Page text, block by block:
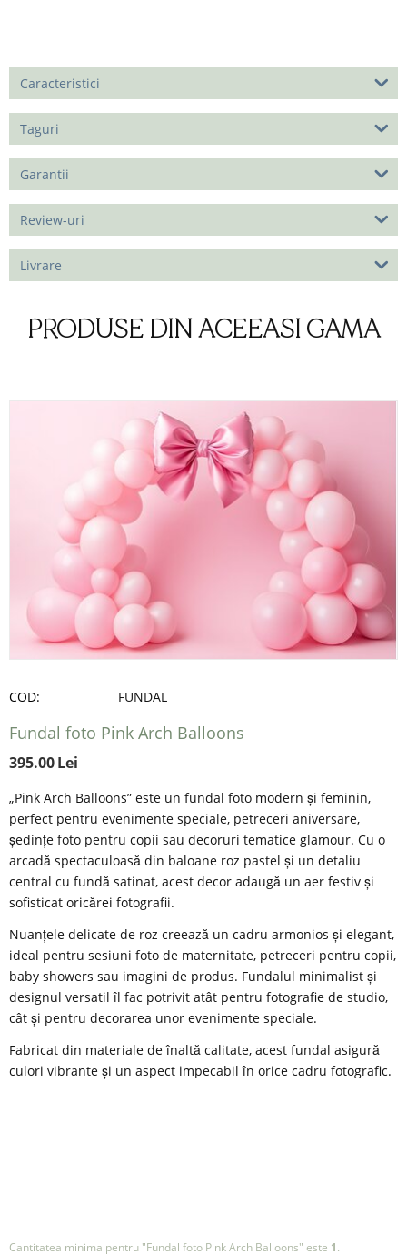
Caracteristici
Taguri
Garantii
Review-uri
Livrare
PRODUSE DIN ACEEASI GAMA
COD: FUNDAL
Fundal foto Pink Arch Balloons
395.00Lei
„Pink Arch Balloons” este un fundal foto modern și feminin,
perfect pentru evenimente speciale, petreceri aniversare,
ședințe foto pentru copii sau decoruri tematice glamour. Cu o
arcadă spectaculoasă din baloane roz pastel și un detaliu
central cu fundă satinat, acest decor adaugă un aer festiv și
sofisticat oricărei fotografii.
Nuanțele delicate de roz creează un cadru armonios și elegant,
ideal pentru sesiuni foto de maternitate, petreceri pentru copii,
baby showers sau imagini de produs. Fundalul minimalist și
designul versatil îl fac potrivit atât pentru fotografie de studio,
cât și pentru decorarea unor evenimente speciale.
Fabricat din materiale de înaltă calitate, acest fundal asigură
culori vibrante și un aspect impecabil în orice cadru fotografic.
Cantitatea minima pentru "Fundal foto Pink Arch Balloons" este 1.